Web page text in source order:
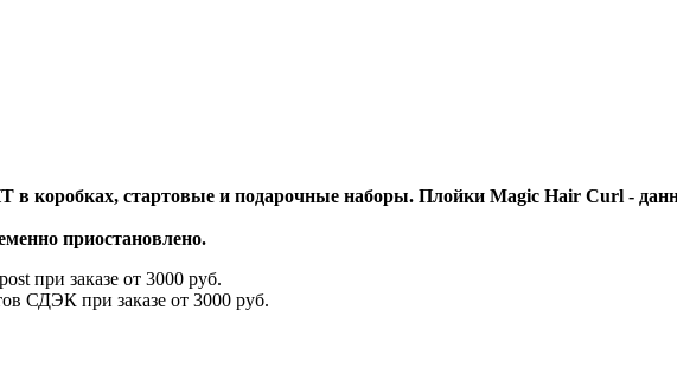
коробках, стартовые и подарочные наборы. Плойки Magic Hair Curl -
приостановлено.
при заказе от 3000 руб.
СДЭК при заказе от 3000 руб.